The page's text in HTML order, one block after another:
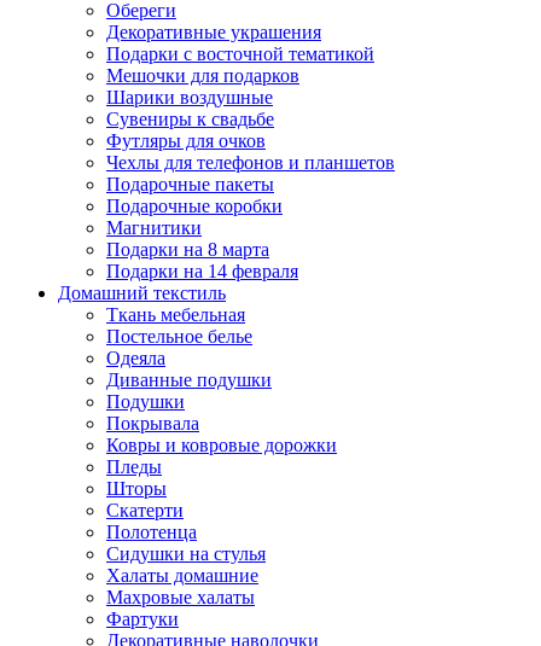
Обереги
Декоративные украшения
Подарки с восточной тематикой
Мешочки для подарков
Шарики воздушные
Сувениры к свадьбе
Футляры для очков
Чехлы для телефонов и планшетов
Подарочные пакеты
Подарочные коробки
Магнитики
Подарки на 8 марта
Подарки на 14 февраля
Домашний текстиль
Ткань мебельная
Постельное белье
Одеяла
Диванные подушки
Подушки
Покрывала
Ковры и ковровые дорожки
Пледы
Шторы
Скатерти
Полотенца
Сидушки на стулья
Халаты домашние
Махровые халаты
Фартуки
Декоративные наволочки